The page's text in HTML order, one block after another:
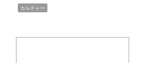
カルチャー